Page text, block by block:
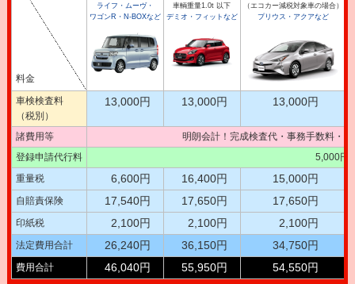
料金
ライフ・ムーヴ・
ワゴンR・N-BOXなど
車輌重量1.0t 以下
デミオ・フィットなど
（エコカー減税対象車の場合）
プリウス・アクアなど
車検検査料
（税別）
13,000円 13,000円 13,000円
諸費用等
明朗会計！完成検査代・事務手数料・
登録申請代行料
5,000円
重量税
6,600円 16,400円 15,000円
自賠責保険 17,540円 17,650円 17,650円
印紙税 2,100円 2,100円 2,100円
法定費用合計 26,240円 36,150円 34,750円
費用合計 46,040円 55,950円 54,550円